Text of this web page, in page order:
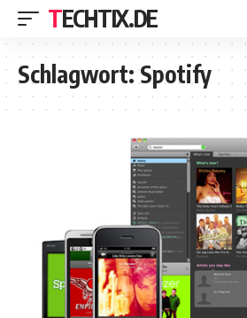
TECHTIX.DE
Schlagwort:Spotify